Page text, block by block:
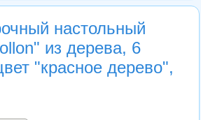
настольный
из дерева, 6
"красное дерево",